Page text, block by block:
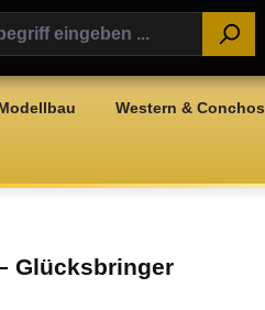
Western & Conchos
Glücksbringer